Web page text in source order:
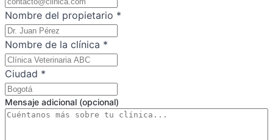
Nombre del propietario *
Nombre de la clínica *
Ciudad *
Mensaje adicional (opcional)